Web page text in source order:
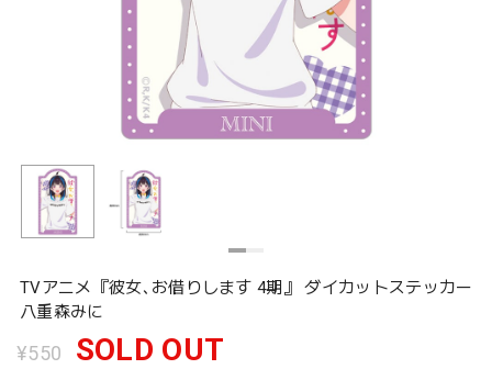
TVアニメ『彼女､お借りします 4期』 ダイカットステッカー
八重森みに
¥550 SOLD OUT